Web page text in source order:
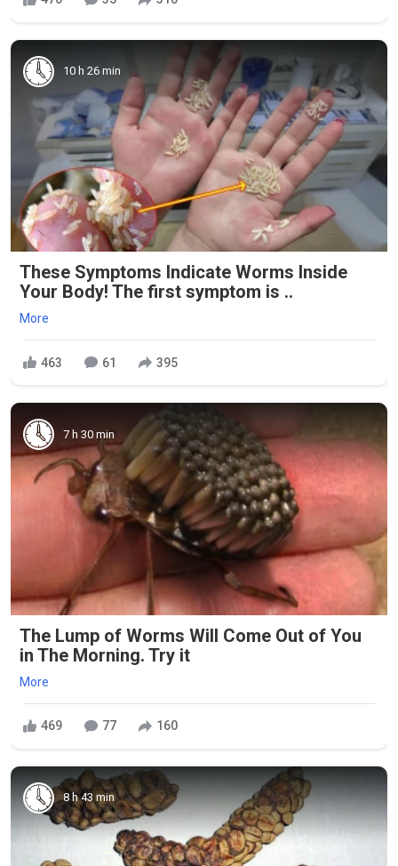
10 h 26 min
These Symptoms Indicate Worms Inside
Your Body! The first symptom is ..
More
463 61 395
7 h 30 min
The Lump of Worms Will Come Out of You
in The Morning. Try it
More
469 77 160
8 h 43 min